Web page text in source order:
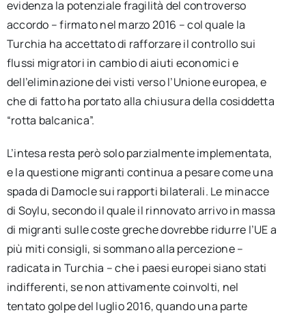
evidenza la potenziale fragilità del controverso
accordo – firmato nel marzo 2016 – col quale la
Turchia ha accettato di rafforzare il controllo sui
flussi migratori in cambio di aiuti economici e
dell’eliminazione dei visti verso l’Unione europea, e
che di fatto ha portato alla chiusura della cosiddetta
“rotta balcanica”.
L’intesa resta però solo parzialmente implementata,
e la questione migranti continua a pesare come una
spada di Damocle sui rapporti bilaterali. Le minacce
di Soylu, secondo il quale il rinnovato arrivo in massa
di migranti sulle coste greche dovrebbe ridurre l’UE a
più miti consigli, si sommano alla percezione –
radicata in Turchia – che i paesi europei siano stati
indifferenti, se non attivamente coinvolti, nel
tentato golpe del luglio 2016, quando una parte